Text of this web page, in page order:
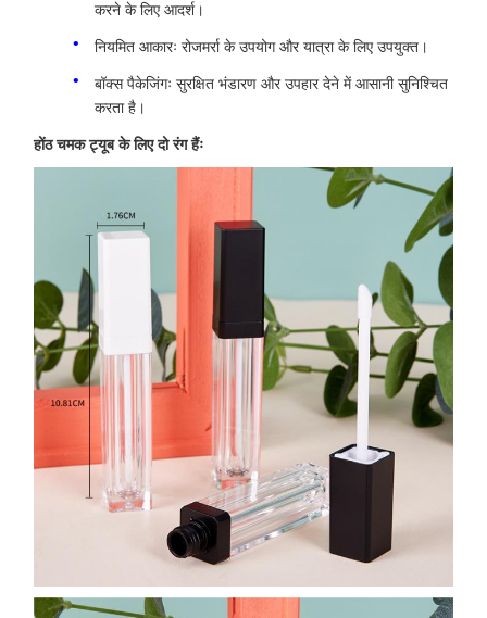
करने के लिए आदर्श।
नियमित आकारः रोजमर्रा के उपयोग और यात्रा के लिए उपयुक्त।
बॉक्स पैकेजिंगः सुरक्षित भंडारण और उपहार देने में आसानी सुनिश्चित
करता है।
होंठ चमक ट्यूब के लिए दो रंग हैंः